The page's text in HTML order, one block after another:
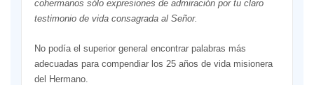
cohermanos sólo expresiones de admiración por tu claro
testimonio de vida consagrada al Señor.
No podía el superior general encontrar palabras más
adecuadas para compendiar los 25 años de vida misionera
del Hermano.